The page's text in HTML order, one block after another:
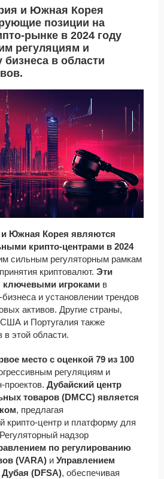
и Южная Корея
позиции на
рынке в 2024 году
регуляциям и
в области
Южная Корея являются
крипто-центрами в 2024
сильным регуляторным рамкам
криптовалют. Эти
ключевыми игроками в
и установлении трендов
активов. Другие страны,
и Португалия также
в этой области.
место с оценкой 79 из 100
регуляциям и
проектов. Дубайский центр
товаров (DMCC) является
, предлагая
крипто-центр и платформу для
надзор
по регулированию
(VARA) и Управлением
(DFSA), обеспечивая